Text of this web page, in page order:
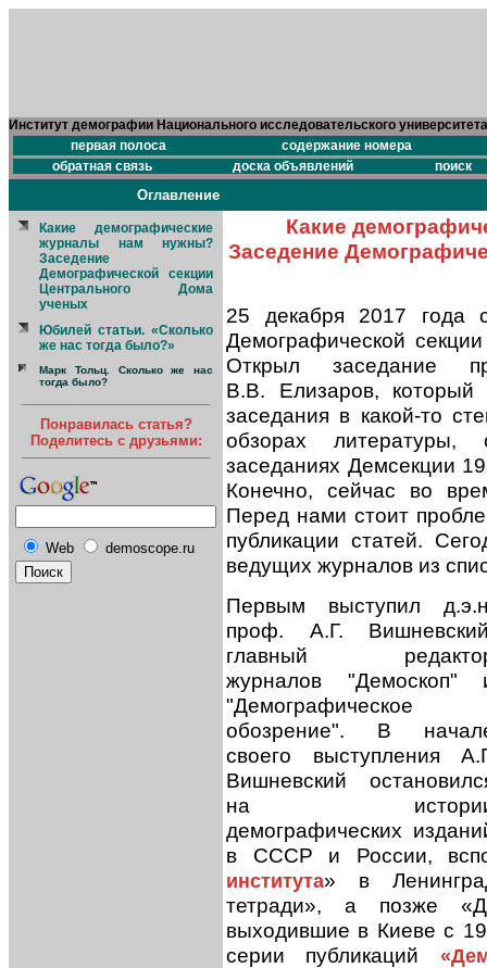
Институт демографии Национального исследовательского
первая полоса
содержание номера
обратная связь
доска объявлений поиск
Оглавление
Какие демографические
журналы нам нужны?
Заседение
Демографической секции
Центрального Дома
ученых
Юбилей статьи. «Сколько
же нас тогда было?»
Марк Тольц. Сколько же нас
тогда было?
Понравилась статья?
Поделитесь с друзьями:
Web demoscope.ru
Какие
Заседение
25 декабря 2017 года
Демографической
Открыл заседание
В.В. Елизаров, который
заседания в какой-то
обзорах
заседаниях Демсекции
Конечно, сейчас во
Перед нами стоит
публикации статей.
ведущих журналов из
Первым выступил
проф. А.Г.
главный
журналов "Демоскоп"
"Демографическое
обозрение". В
своего выступления
Вишневский
на
демографических
в СССР и России,
института» в
тетради», а позже
выходившие в Киеве с
серии публикаций